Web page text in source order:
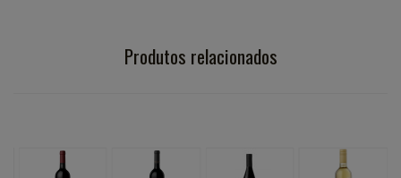
Produtos relacionados